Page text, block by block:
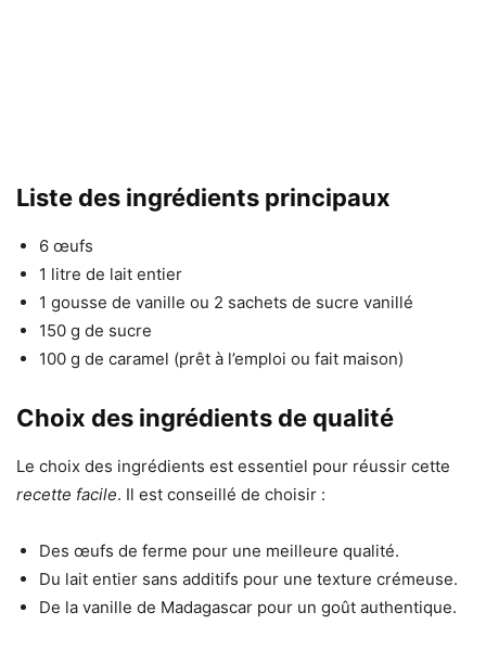
Liste des ingrédients principaux
6 œufs
1 litre de lait entier
1 gousse de vanille ou 2 sachets de sucre vanillé
150 g de sucre
100 g de caramel (prêt à l’emploi ou fait maison)
Choix des ingrédients de qualité
Le choix des ingrédients est essentiel pour réussir cette
recette facile. Il est conseillé de choisir :
Des œufs de ferme pour une meilleure qualité.
Du lait entier sans additifs pour une texture crémeuse.
De la vanille de Madagascar pour un goût authentique.